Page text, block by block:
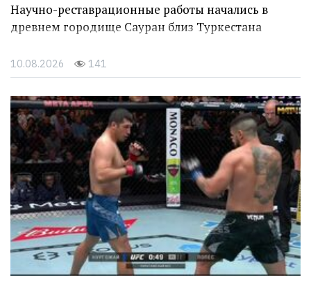
Научно-реставрационные работы начались в
древнем городище Сауран близ Туркестана
10.08.2026 141